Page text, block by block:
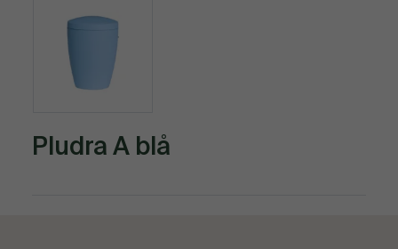
Pludra A blå